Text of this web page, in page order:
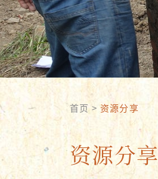
首页> 资源分享
资源分享